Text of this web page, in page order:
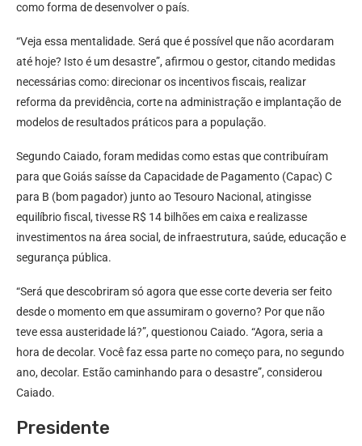
como forma de desenvolver o país.
“Veja essa mentalidade. Será que é possível que não acordaram
até hoje? Isto é um desastre”, afirmou o gestor, citando medidas
necessárias como: direcionar os incentivos fiscais, realizar
reforma da previdência, corte na administração e implantação de
modelos de resultados práticos para a população.
Segundo Caiado, foram medidas como estas que contribuíram
para que Goiás saísse da Capacidade de Pagamento (Capac) C
para B (bom pagador) junto ao Tesouro Nacional, atingisse
equilíbrio fiscal, tivesse R$ 14 bilhões em caixa e realizasse
investimentos na área social, de infraestrutura, saúde, educação e
segurança pública.
“Será que descobriram só agora que esse corte deveria ser feito
desde o momento em que assumiram o governo? Por que não
teve essa austeridade lá?”, questionou Caiado. “Agora, seria a
hora de decolar. Você faz essa parte no começo para, no segundo
ano, decolar. Estão caminhando para o desastre”, considerou
Caiado.
Presidente